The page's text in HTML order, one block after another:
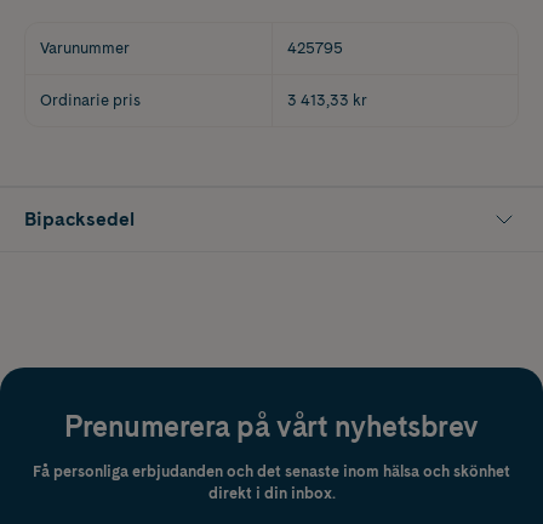
Varunummer 425795
Ordinarie pris 3 413,33 kr
Bipacksedel
Prenumerera på vårt nyhetsbrev
Få personliga erbjudanden och det senaste inom hälsa och skönhet
direkt i din inbox.